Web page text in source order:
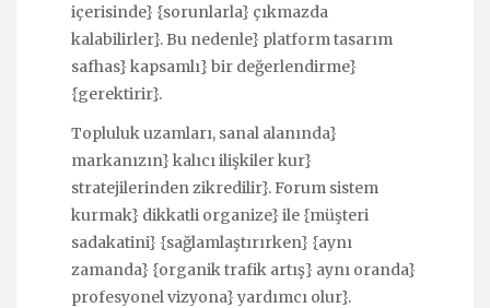
içerisinde} {sorunlarla} çıkmazda
kalabilirler}. Bu nedenle} platform tasarım
safhas} kapsamlı} bir değerlendirme}
{gerektirir}.
Topluluk uzamları, sanal alanında}
markanızın} kalıcı ilişkiler kur}
stratejilerinden zikredilir}. Forum sistem
kurmak} dikkatli organize} ile {müşteri
sadakatini} {sağlamlaştırırken} {aynı
zamanda} {organik trafik artış} aynı oranda}
profesyonel vizyona} yardımcı olur}.